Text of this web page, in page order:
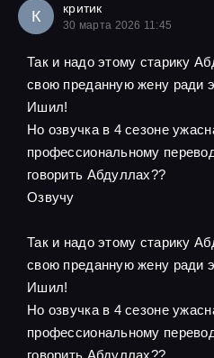
К критик
30 марта 2026 11:45
Так и надо этому старику
свою преданную жену ради
Ишил!
Но озвучка в 4 сезоне
профессиональному
говорить Абдуллах??
Озвучу
Так и надо этому старику
свою преданную жену ради
Ишил!
Но озвучка в 4 сезоне
профессиональному
говорить Абдуллах??